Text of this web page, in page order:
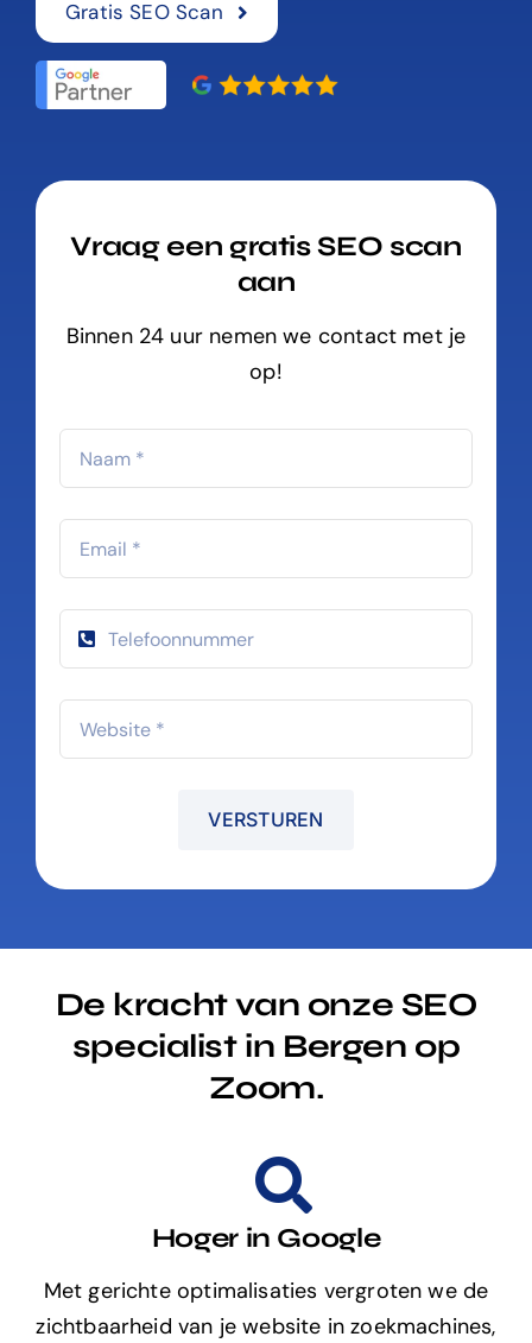
Gratis SEO Scan
Vraag een gratis SEO scan
aan
Binnen 24 uur nemen we contact met je
op!
VERSTUREN
De kracht van onze SEO
specialist in Bergen op
Zoom.
Hoger in Google
Met gerichte optimalisaties vergroten we de
zichtbaarheid van je website in zoekmachines,